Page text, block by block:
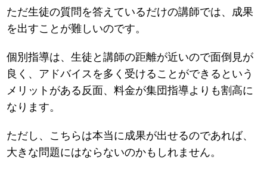
ただ生徒の質問を答えているだけの講師では、成果
を出すことが難しいのです。
個別指導は、生徒と講師の距離が近いので面倒見が
良く、アドバイスを多く受けることができるという
メリットがある反面、料金が集団指導よりも割高に
なります。
ただし、こちらは本当に成果が出せるのであれば、
大きな問題にはならないのかもしれません。